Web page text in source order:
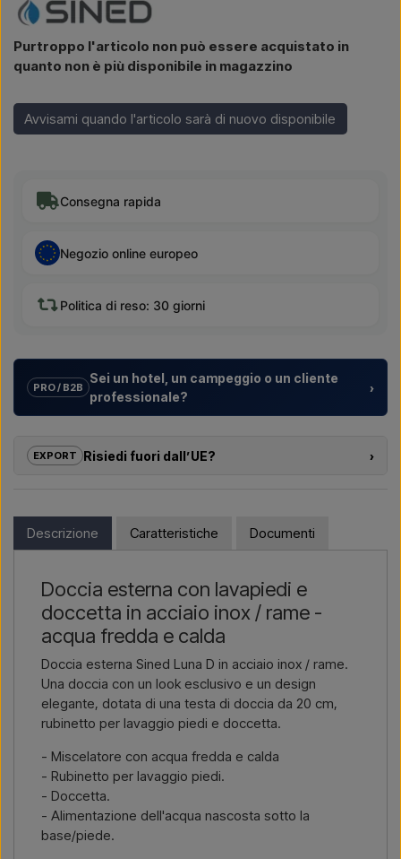
Purtroppo l'articolo non può essere acquistato in
quanto non è più disponibile in magazzino
Avvisami quando l'articolo sarà di nuovo disponibile
Consegna rapida
Negozio online europeo
Politica di reso: 30 giorni
PRO / B2B
Sei un hotel, un campeggio o un cliente
professionale?
›
immobiliari con
dalla scelta del modello alla corretta installazione.
grande? Contattaci – rispondiamo rapidamente.
Scrivici → Chiamaci →
EXPORT Risiedi fuori dall’UE?
›
webshop. Puoi invece contattarci e ricevere un prezzo con
consegna e, se necessario, documenti doganali.
link all’articolo) e dove deve essere fatturato e consegnato, e
riceverai un’offerta.
Descrizione Caratteristiche Documenti
Doccia esterna con lavapiedi e
doccetta in acciaio inox / rame -
acqua fredda e calda
Doccia esterna Sined Luna D in acciaio inox / rame.
Una doccia con un look esclusivo e un design
elegante, dotata di una testa di doccia da 20 cm,
rubinetto per lavaggio piedi e doccetta.
- Miscelatore con acqua fredda e calda
- Rubinetto per lavaggio piedi.
- Doccetta.
- Alimentazione dell'acqua nascosta sotto la
base/piede.